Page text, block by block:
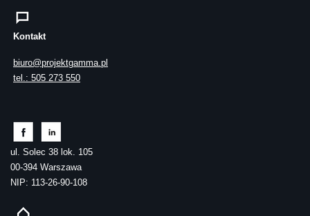
Kontakt
biuro@projektgamma.pl
tel.: 505 273 550
ul. Solec 38 lok. 105
00-394 Warszawa
NIP: 113-26-90-108